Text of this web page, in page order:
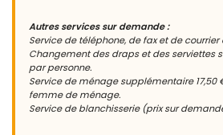
Autres services sur demande :
Service de téléphone, de fax et de courrier
Changement des draps et des serviettes
par personne.
Service de ménage supplémentaire 17,50
femme de ménage.
Service de blanchisserie (prix sur